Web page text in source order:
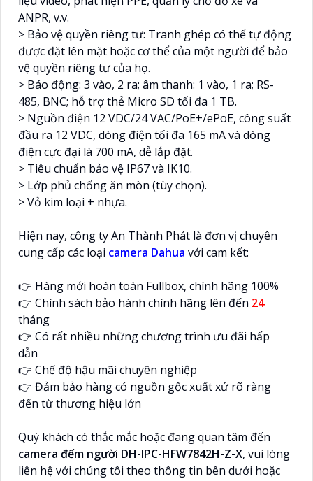
ANPR, v.v.
> Bảo vệ quyền riêng tư: Tranh ghép có thể tự động
được đặt lên mặt hoặc cơ thể của một người để bảo
vệ quyền riêng tư của họ.
> Báo động: 3 vào, 2 ra; âm thanh: 1 vào, 1 ra; RS-
485, BNC; hỗ trợ thẻ Micro SD tối đa 1 TB.
> Nguồn điện 12 VDC/24 VAC/PoE+/ePoE, công suất
đầu ra 12 VDC, dòng điện tối đa 165 mA và dòng
điện cực đại là 700 mA, dễ lắp đặt.
> Tiêu chuẩn bảo vệ IP67 và IK10.
> Lớp phủ chống ăn mòn (tùy chọn).
> Vỏ kim loại + nhựa.
Hiện nay, công ty An Thành Phát là đơn vị chuyên
cung cấp các loại camera Dahua với cam kết:
👉 Hàng mới hoàn toàn Fullbox, chính hãng 100%
👉 Chính sách bảo hành chính hãng lên đến 24
tháng
👉 Có rất nhiều những chương trình ưu đãi hấp
dẫn
👉 Chế độ hậu mãi chuyên nghiệp
👉 Đảm bảo hàng có nguồn gốc xuất xứ rõ ràng
đến từ thương hiệu lớn
Quý khách có thắc mắc hoặc đang quan tâm đến
camera đếm người DH-IPC-HFW7842H-Z-X, vui lòng
liên hệ với chúng tôi theo thông tin bên dưới hoặc